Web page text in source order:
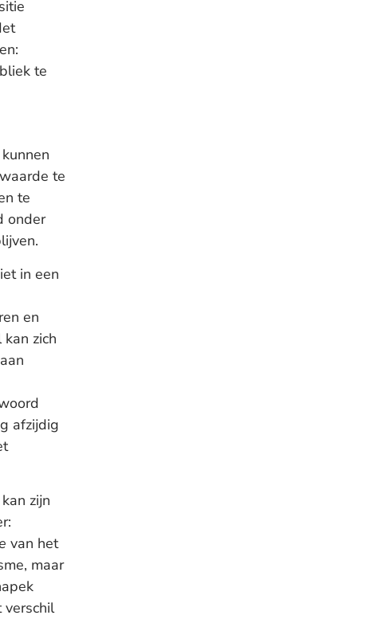
te
te
te
onder
in een
en
zich
afzijdig
zijn
van het
maar
verschil